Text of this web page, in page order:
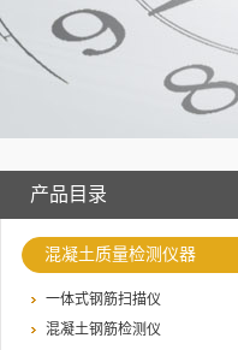
产品目录
混凝土质量检测仪器
一体式钢筋扫描仪
混凝土钢筋检测仪